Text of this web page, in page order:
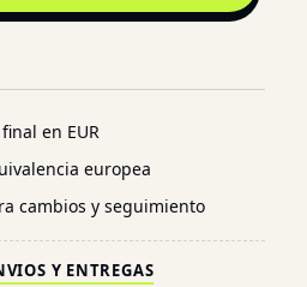
en EUR
europea
cambios y seguimiento
Y ENTREGAS